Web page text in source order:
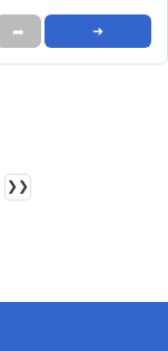
➦ ➜
❯❯